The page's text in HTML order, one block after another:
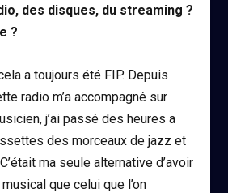
des disques, du streaming ?
?
a toujours été FIP. Depuis
radio m’a accompagné sur
j’ai passé des heures a
des morceaux de jazz et
ma seule alternative d’avoir
que celui que l’on